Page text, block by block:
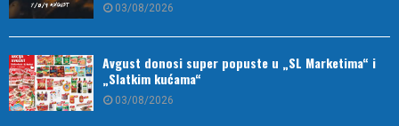
03/08/2026
Avgust donosi super popuste u „SL Marketima“ i
„Slatkim kućama“
03/08/2026